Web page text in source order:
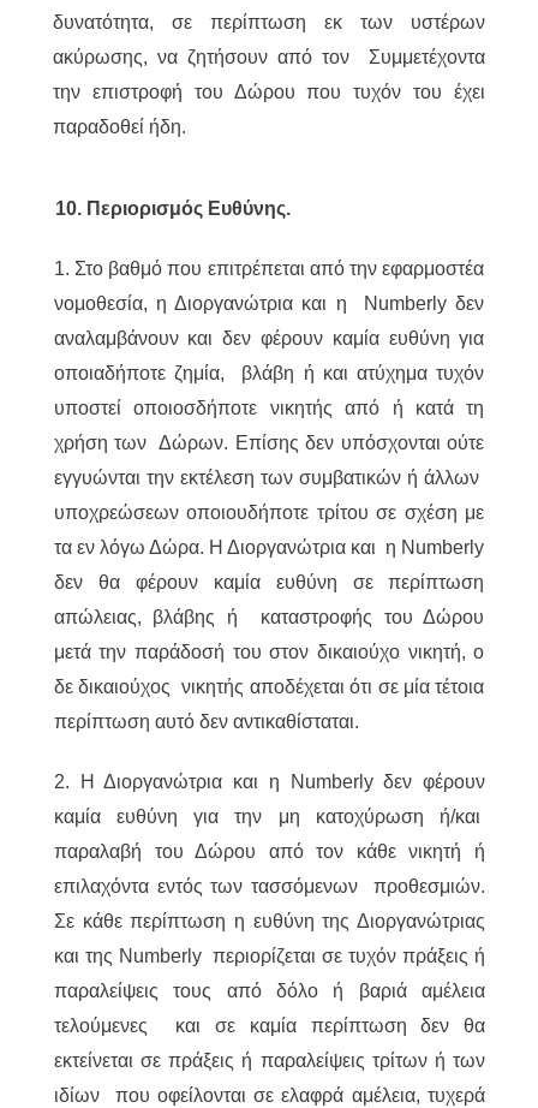
δυνατότητα, σε περίπτωση εκ των υστέρων
ακύρωσης, να ζητήσουν από τον Συμμετέχοντα
την επιστροφή του Δώρου που τυχόν του έχει
παραδοθεί ήδη.
10. Περιορισμός Ευθύνης.
1. Στο βαθμό που επιτρέπεται από την εφαρμοστέα
νομοθεσία, η Διοργανώτρια και η Numberly δεν
αναλαμβάνουν και δεν φέρουν καμία ευθύνη για
οποιαδήποτε ζημία, βλάβη ή και ατύχημα τυχόν
υποστεί οποιοσδήποτε νικητής από ή κατά τη
χρήση των Δώρων. Επίσης δεν υπόσχονται ούτε
εγγυώνται την εκτέλεση των συμβατικών ή άλλων
υποχρεώσεων οποιουδήποτε τρίτου σε σχέση με
τα εν λόγω Δώρα. Η Διοργανώτρια και η Numberly
δεν θα φέρουν καμία ευθύνη σε περίπτωση
απώλειας, βλάβης ή καταστροφής του Δώρου
μετά την παράδοσή του στον δικαιούχο νικητή, ο
δε δικαιούχος νικητής αποδέχεται ότι σε μία τέτοια
περίπτωση αυτό δεν αντικαθίσταται.
2. Η Διοργανώτρια και η Numberly δεν φέρουν
καμία ευθύνη για την μη κατοχύρωση ή/και
παραλαβή του Δώρου από τον κάθε νικητή ή
επιλαχόντα εντός των τασσόμενων προθεσμιών.
Σε κάθε περίπτωση η ευθύνη της Διοργανώτριας
και της Numberly περιορίζεται σε τυχόν πράξεις ή
παραλείψεις τους από δόλο ή βαριά αμέλεια
τελούμενες και σε καμία περίπτωση δεν θα
εκτείνεται σε πράξεις ή παραλείψεις τρίτων ή των
ιδίων που οφείλονται σε ελαφρά αμέλεια, τυχερά